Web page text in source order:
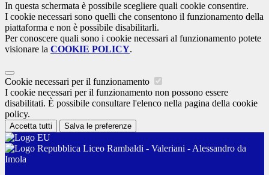
In questa schermata è possibile scegliere quali cookie consentire.
I cookie necessari sono quelli che consentono il funzionamento della
piattaforma e non è possibile disabilitarli.
Per conoscere quali sono i cookie necessari al funzionamento potete
visionare la COOKIE POLICY.
Cookie necessari per il funzionamento
I cookie necessari per il funzionamento non possono essere
disabilitati. È possibile consultare l'elenco nella pagina della cookie
policy.
Accetta tutti Salva le preferenze
Liceo Rambaldi - Valeriani - Alessandro da
Imola